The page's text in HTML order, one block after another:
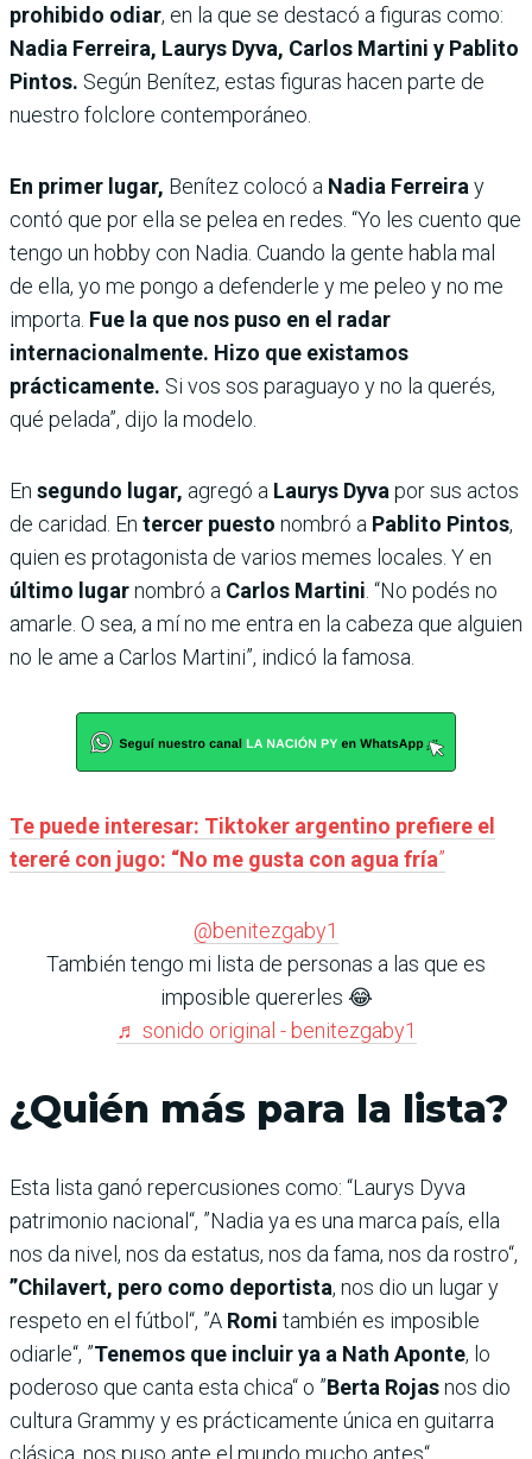
prohibido odiar, en la que se destacó a figuras como:
Nadia Ferreira, Laurys Dyva, Carlos Martini y Pablito
Pintos. Según Benítez, estas figuras hacen parte de
nuestro folclore contemporáneo.
En primer lugar, Benítez colocó a Nadia Ferreira y
contó que por ella se pelea en redes. “Yo les cuento que
tengo un hobby con Nadia. Cuando la gente habla mal
de ella, yo me pongo a defenderle y me peleo y no me
importa. Fue la que nos puso en el radar
internacionalmente. Hizo que existamos
prácticamente. Si vos sos paraguayo y no la querés,
qué pelada”, dijo la modelo.
En segundo lugar, agregó a Laurys Dyva por sus actos
de caridad. En tercer puesto nombró a Pablito Pintos,
quien es protagonista de varios memes locales. Y en
último lugarnombró a Carlos Martini . “No podés no
amarle. O sea, a mí no me entra en la cabeza que alguien
no le ame a Carlos Martini”, indicó la famosa.
Te puede interesar: Tiktoker argentino prefiere el
tereré con jugo: “No me gusta con agua fría”
@benitezgaby1
También tengo mi lista de personas a las que es
imposible quererles 😂
♬ sonido original - benitezgaby1
¿Quién más para la lista?
Esta lista ganó repercusiones como: “Laurys Dyva
patrimonio nacional“, ”Nadia ya es una marca país, ella
nos da nivel, nos da estatus, nos da fama, nos da rostro“,
”Chilavert, pero como deportista, nos dio un lugar y
respeto en el fútbol“, ”A Romi también es imposible
odiarle“, ”Tenemos que incluir ya a Nath Aponte, lo
poderoso que canta esta chica“ o ”Berta Rojasnos dio
cultura Grammy y es prácticamente única en guitarra
clásica, nos puso ante el mundo mucho antes“.